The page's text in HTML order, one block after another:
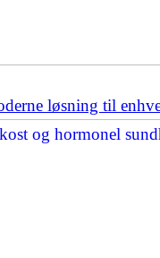
løsning til